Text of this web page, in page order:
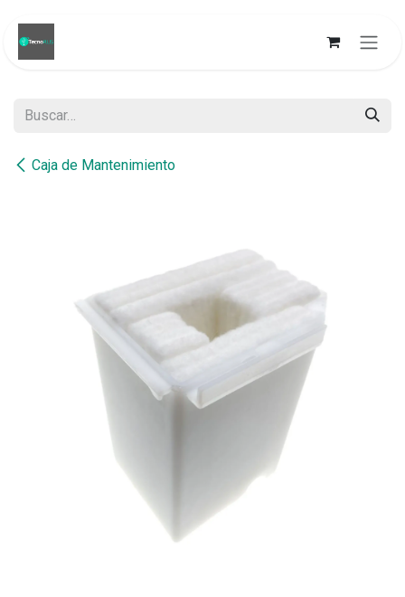
Caja de Mantenimiento